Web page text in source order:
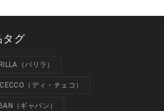
タグ
（バリラ）
（ディ・チェコ）
（ギャバン）